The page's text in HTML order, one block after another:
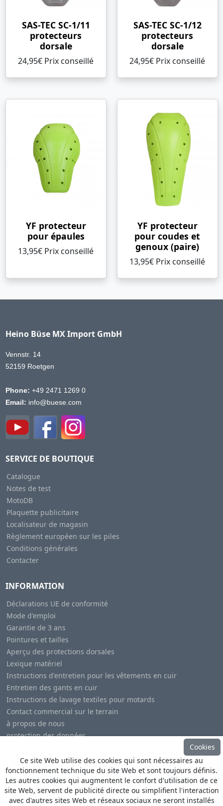
SAS-TEC SC-1/11
protecteurs
dorsale
24,95€ Prix ​​conseillé
SAS-TEC SC-1/12
protecteurs
dorsale
24,95€ Prix ​​conseillé
YF protecteur
pour épaules
13,95€ Prix ​​conseillé
YF protecteur
pour coudes et
genoux (paire)
13,95€ Prix ​​conseillé
Heino Büse MX Import GmbH
Vennstr. 14
52159 Roetgen
Phone: +49 2471 1269 0
Email: info@buese.com
SERVICE DE BOUTIQUE
Catalogue
Notes de test
MotoDB
Plaquette publicitaire
Localisateur de magasin
Règlement européen sur les piles
Conditions générales
Contacter
INFORMATION
Déclarations UE de conformité
Mode d'emploi
Garantie de 3 ans
Pointures et tailles
Aperçu des protections dorsales
Lexique matériel
Instructions d'entretien pour les vêtements en cuir
Entretien des gants en cuir
Instructions de lavage textiles pour motards
Contact commercial sur le terrain
à propos de nous
protection des données
© CopyrightHeino Büse MX Import GmbH. All Rights
Cookies
Ce site Web utilise des cookies qui sont nécessaires au
fonctionnement technique du site Web et sont toujours définis.
Les autres cookies qui augmentent le confort d'utilisation de ce
site Web, servent de publicité directe ou simplifient l'interaction
avec d'autres sites Web et réseaux sociaux ne seront installés